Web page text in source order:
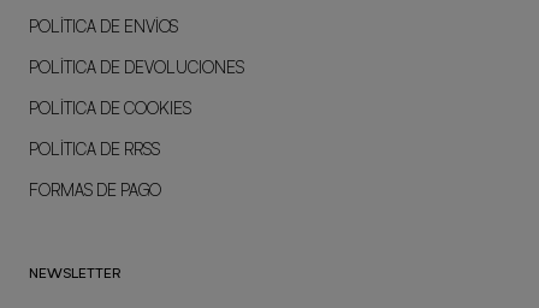
POLÍTICA DE ENVÍOS
POLÍTICA DE DEVOLUCIONES
POLÍTICA DE COOKIES
POLÍTICA DE RRSS
FORMAS DE PAGO
NEWSLETTER